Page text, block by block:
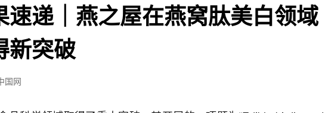
速递｜燕之屋在燕窝肽美白领域
新突破
国网